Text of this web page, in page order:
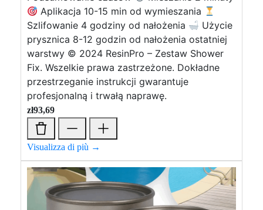
Aplikacja 10-15 min od wymieszania
Szlifowanie 4 godziny od nałożenia
Użycie
prysznica 8-12 godzin od nałożenia ostatniej
warstwy © 2024 ResinPro – Zestaw Shower
Fix. Wszelkie prawa zastrzeżone. Dokładne
przestrzeganie instrukcji gwarantuje
profesjonalną i trwałą naprawę.
zł93,69
Visualizza di più →